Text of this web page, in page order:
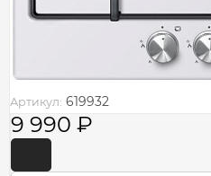
Артикул: 619932
9 990 ₽